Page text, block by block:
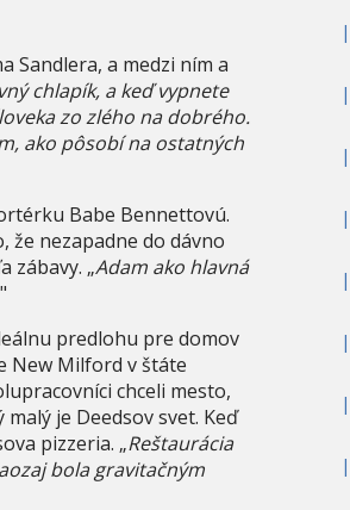
Sandlera, a medzi ním a
chlapík, a keď vypnete
zo zlého na dobrého.
ako pôsobí na ostatných
Babe Bennettovú.
že nezapadne do dávno
zábavy. „Adam ako hlavná
predlohu pre domov
New Milford v štáte
chceli mesto,
je Deedsov svet. Keď
pizzeria. „Reštaurácia
bola gravitačným
|
|
|
|
|
|
|
|